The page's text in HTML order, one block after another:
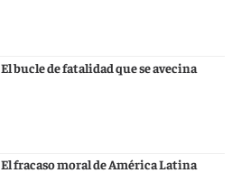
El bucle de fatalidad que se avecina
El fracaso moral de América Latina